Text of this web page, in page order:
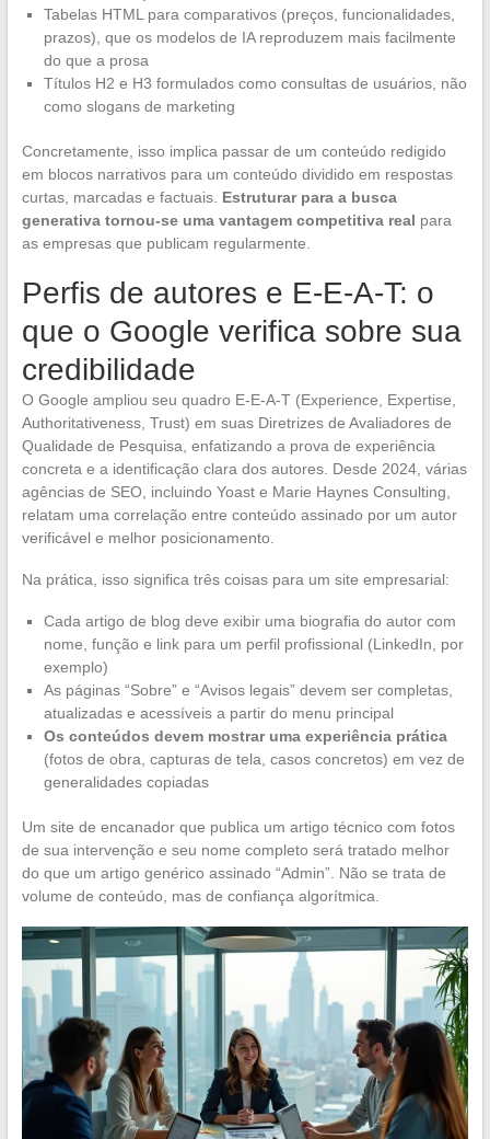
Tabelas HTML para comparativos (preços, funcionalidades,
prazos), que os modelos de IA reproduzem mais facilmente
do que a prosa
Títulos H2 e H3 formulados como consultas de usuários, não
como slogans de marketing
Concretamente, isso implica passar de um conteúdo redigido
em blocos narrativos para um conteúdo dividido em respostas
curtas, marcadas e factuais. Estruturar para a busca
generativa tornou-se uma vantagem competitiva real para
as empresas que publicam regularmente.
Perfis de autores e E-E-A-T: o
que o Google verifica sobre sua
credibilidade
O Google ampliou seu quadro E-E-A-T (Experience, Expertise,
Authoritativeness, Trust) em suas Diretrizes de Avaliadores de
Qualidade de Pesquisa, enfatizando a prova de experiência
concreta e a identificação clara dos autores. Desde 2024, várias
agências de SEO, incluindo Yoast e Marie Haynes Consulting,
relatam uma correlação entre conteúdo assinado por um autor
verificável e melhor posicionamento.
Na prática, isso significa três coisas para um site empresarial:
Cada artigo de blog deve exibir uma biografia do autor com
nome, função e link para um perfil profissional (LinkedIn, por
exemplo)
As páginas “Sobre” e “Avisos legais” devem ser completas,
atualizadas e acessíveis a partir do menu principal
Os conteúdos devem mostrar uma experiência prática
(fotos de obra, capturas de tela, casos concretos) em vez de
generalidades copiadas
Um site de encanador que publica um artigo técnico com fotos
de sua intervenção e seu nome completo será tratado melhor
do que um artigo genérico assinado “Admin”. Não se trata de
volume de conteúdo, mas de confiança algorítmica.